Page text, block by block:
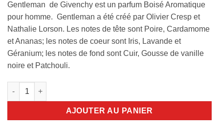
Gentleman de Givenchy est un parfum Boisé Aromatique
pour homme. Gentleman a été créé par Olivier Cresp et
Nathalie Lorson. Les notes de tête sont Poire, Cardamome
et Ananas; les notes de coeur sont Iris, Lavande et
Géranium; les notes de fond sont Cuir, Gousse de vanille
noire et Patchouli.
quantité de Givenchy Gentlemen 100ml edt
AJOUTER AU PANIER